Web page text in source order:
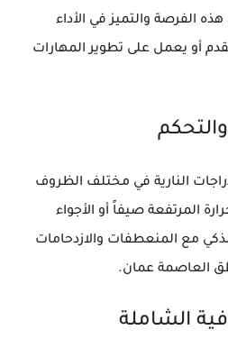
الفرصة والتميز في الأداء
أو يعمل على تطوير المهارات
النارية في مختلف الظروف
المرتفعة صيفاً أو الأجواء
مع المنعطفات والازدحامات
العاصمة عمان.